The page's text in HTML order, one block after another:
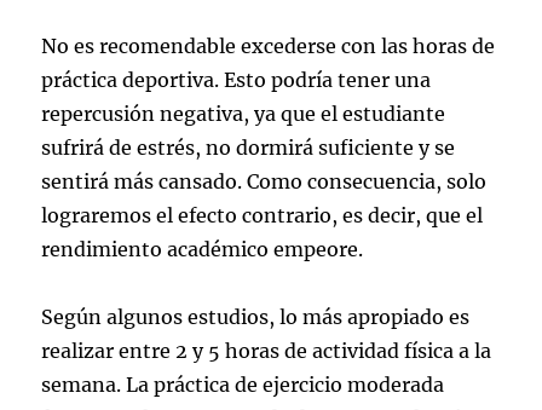
No es recomendable excederse con las horas de
práctica deportiva. Esto podría tener una
repercusión negativa, ya que el estudiante
sufrirá de estrés, no dormirá suficiente y se
sentirá más cansado. Como consecuencia, solo
lograremos el efecto contrario, es decir, que el
rendimiento académico empeore.
Según algunos estudios, lo más apropiado es
realizar entre 2 y 5 horas de actividad física a la
semana. La práctica de ejercicio moderada